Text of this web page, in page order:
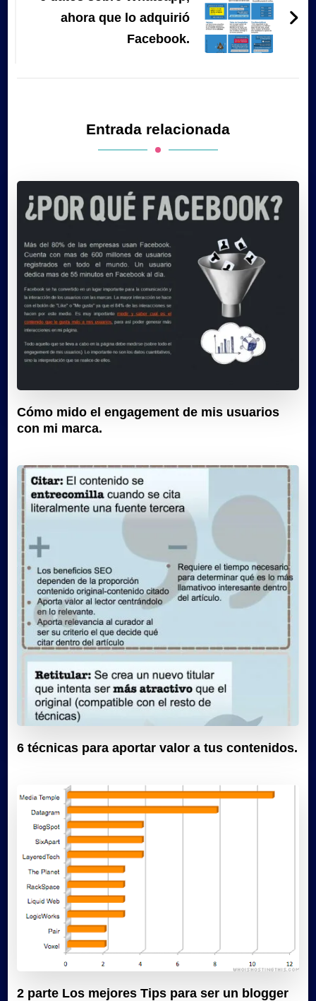
ahora que lo adquirió
Facebook.
Entrada relacionada
Cómo mido el engagement de mis usuarios
con mi marca.
6 técnicas para aportar valor a tus contenidos.
2 parte Los mejores Tips para ser un blogger